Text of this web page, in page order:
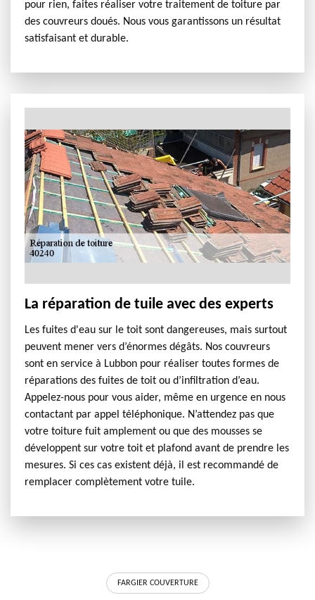
pour rien, faites réaliser votre traitement de toiture par
des couvreurs doués. Nous vous garantissons un résultat
satisfaisant et durable.
La réparation de tuile avec des experts
Les fuites d'eau sur le toit sont dangereuses, mais surtout
peuvent mener vers d’énormes dégâts. Nos couvreurs
sont en service à Lubbon pour réaliser toutes formes de
réparations des fuites de toit ou d’infiltration d’eau.
Appelez-nous pour vous aider, même en urgence en nous
contactant par appel téléphonique. N’attendez pas que
votre toiture fuit amplement ou que des mousses se
développent sur votre toit et plafond avant de prendre les
mesures. Si ces cas existent déjà, il est recommandé de
remplacer complètement votre tuile.
FARGIER COUVERTURE